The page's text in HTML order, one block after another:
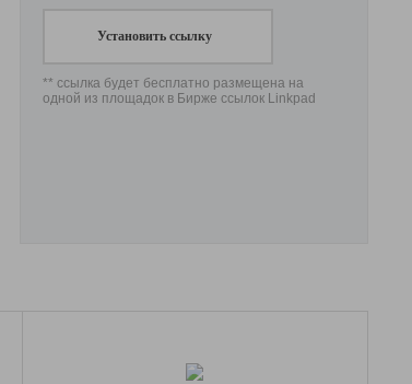
Установить ссылку
** ссылка будет бесплатно размещена на
одной из площадок в Бирже ссылок Linkpad